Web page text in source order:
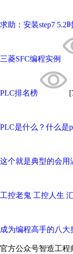
求助：安装step7 5.2
三菱SFC编程实例
PLC排名榜
PLC是什么？什么是
这个就是典型的会用
工控老鬼 工控人生
成为编程高手的八大
官方公众号智造工程